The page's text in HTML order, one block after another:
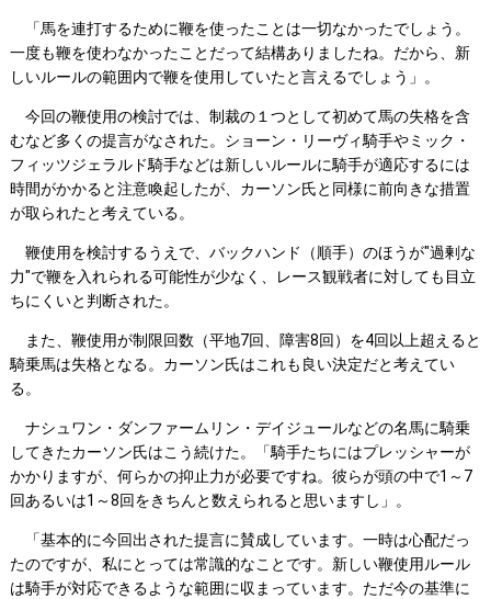
「馬を連打するために鞭を使ったことは一切なかったでしょう。
一度も鞭を使わなかったことだって結構ありましたね。だから、新
しいルールの範囲内で鞭を使用していたと言えるでしょう」。
今回の鞭使用の検討では、制裁の１つとして初めて馬の失格を含
むなど多くの提言がなされた。ショーン・リーヴィ騎手やミック・
フィッツジェラルド騎手などは新しいルールに騎手が適応するには
時間がかかると注意喚起したが、カーソン氏と同様に前向きな措置
が取られたと考えている。
鞭使用を検討するうえで、バックハンド（順手）のほうが"過剰な
力"で鞭を入れられる可能性が少なく、レース観戦者に対しても目立
ちにくいと判断された。
また、鞭使用が制限回数（平地7回、障害8回）を4回以上超えると
騎乗馬は失格となる。カーソン氏はこれも良い決定だと考えてい
る。
ナシュワン・ダンファームリン・デイジュールなどの名馬に騎乗
してきたカーソン氏はこう続けた。「騎手たちにはプレッシャーが
かかりますが、何らかの抑止力が必要ですね。彼らが頭の中で1～7
回あるいは1～8回をきちんと数えられると思いますし」。
「基本的に今回出された提言に賛成しています。一時は心配だっ
たのですが、私にとっては常識的なことです。新しい鞭使用ルール
は騎手が対応できるような範囲に収まっています。ただ今の基準に